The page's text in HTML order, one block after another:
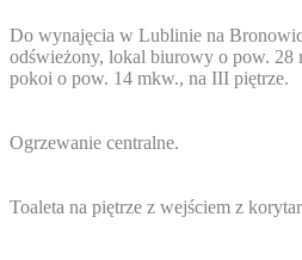
Do wynajęcia w Lublinie na
odświeżony, lokal biurowy o pow. 28
pokoi o pow. 14 mkw., na III piętrze.
Ogrzewanie centralne.
Toaleta na piętrze z wejściem z